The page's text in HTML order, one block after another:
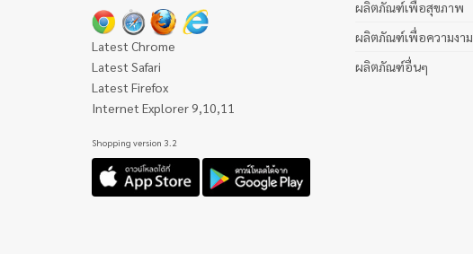
Latest Chrome
Latest Safari
Latest Firefox
Internet Explorer 9,10,11
Shopping version 3.2
ผลิตภัณฑ์เพื่อสุขภาพ
ผลิตภัณฑ์เพื่อความงาม
ผลิตภัณฑ์อื่นๆ